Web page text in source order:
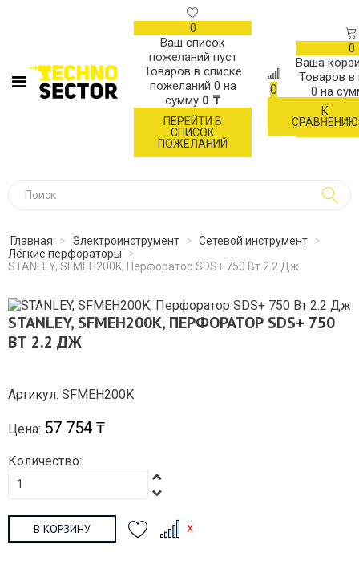
0
Ваш список
пожеланий пуст
Товаров в списке
пожеланий 0 на
сумму 0 ₸
ПЕРЕЙТИ В
СПИСОК
ПОЖЕЛАНИЙ
0
К
СРАВНЕНИЮ
0
Ваша
Товаров в
0 на
Главная > Электроинструмент > Сетевой инструмент >
Лёгкие перфораторы
>
STANLEY, SFMEH200K, Перфоратор SDS+ 750 Вт 2.2 Дж
STANLEY, SFMEH200K, ПЕРФОРАТОР SDS+ 750
ВТ 2.2 ДЖ
Артикул: SFMEH200K
Цена: 57 754 ₸
Количество:
В КОРЗИНУ